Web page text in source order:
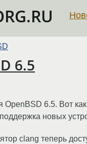
6.5
6.5. Вот
новых
clang теперь